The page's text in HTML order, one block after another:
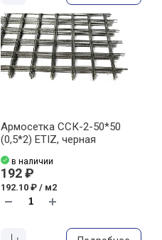
Армосетка ССК-2-50*50
(0,5*2) ETIZ, черная
в наличии
192 ₽
192.10 ₽ / м2